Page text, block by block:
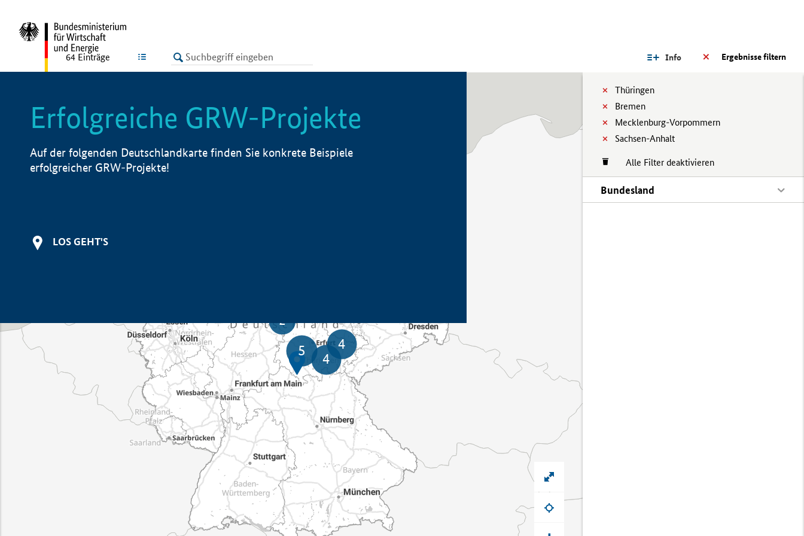
LISTE Ergebnisse filtern
Info
Thüringen
Bremen
Mecklenburg-Vorpommern
Sachsen-Anhalt
Alle Filter deaktivieren
Bundesland
64 Einträge
Erfolgreiche GRW-Projekte
Auf der folgenden Deutschlandkarte finden Sie konkrete Beispiele
erfolgreicher GRW-Projekte!
LOS GEHT'S